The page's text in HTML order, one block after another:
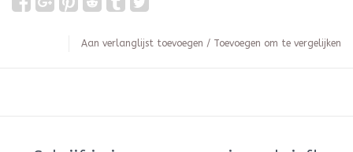
Aan verlanglijst toevoegen / Toevoegen om te vergelijken